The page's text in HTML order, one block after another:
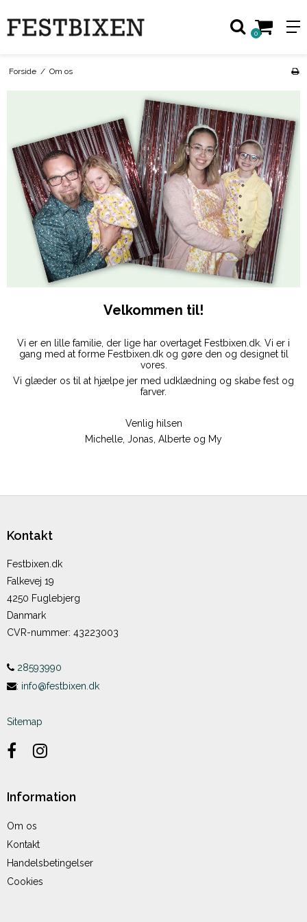
0
Forside / Om os
Velkommen til!
Vi er en lille familie, der lige har overtaget Festbixen.dk. Vi er i
gang med at forme Festbixen.dk og gøre den og designet til
vores.
Vi glæder os til at hjælpe jer med udklædning og skabe fest og
farver.
Venlig hilsen
Michelle, Jonas, Alberte og My
Kontakt
Festbixen.dk
Falkevej 19
4250 Fuglebjerg
Danmark
CVR-nummer: 43223003
28593990
: info@festbixen.dk
Sitemap
Information
Om os
Kontakt
Handelsbetingelser
Cookies